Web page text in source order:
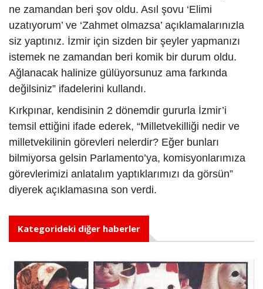
ne zamandan beri şov oldu. Asıl şovu ‘Elimi
uzatıyorum’ ve ‘Zahmet olmazsa’ açıklamalarınızla
siz yaptınız. İzmir için sizden bir şeyler yapmanızı
istemek ne zamandan beri komik bir durum oldu.
Ağlanacak halinize gülüyorsunuz ama farkında
değilsiniz” ifadelerini kullandı.
Kırkpınar, kendisinin 2 dönemdir gururla İzmir’i
temsil ettiğini ifade ederek, “Milletvekilliği nedir ve
milletvekilinin görevleri nelerdir? Eğer bunları
bilmiyorsa gelsin Parlamento’ya, komisyonlarımıza
görevlerimizi anlatalım yaptıklarımızı da görsün”
diyerek açıklamasına son verdi.
Kategorideki diğer haberler